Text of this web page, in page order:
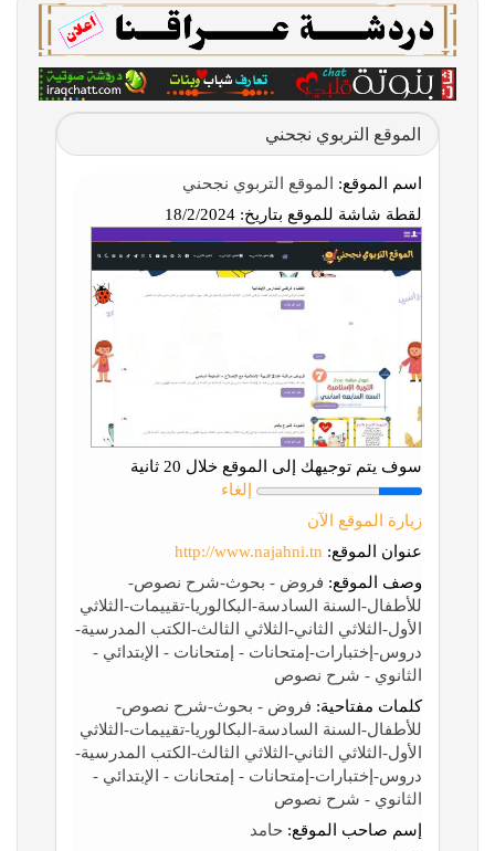
الموقع التربوي نجحني
اسم الموقع: الموقع التربوي نجحني
لقطة شاشة للموقع بتاريخ:
سوف يتم توجيهك إلى الموقع خلال 20 ثانية
إلغاء
زيارة الموقع الآن
عنوان الموقع: http://www.najahni.tn
وصف الموقع: فروض - بحوث-شرح نصوص-
للأطفال-السنة السادسة-البكالوريا-تقييمات-الثلاثي
الأول-الثلاثي الثاني-الثلاثي الثالث-الكتب المدرسية-
دروس-إختبارات-إمتحانات - إمتحانات - الإبتدائي -
الثانوي - شرح نصوص
كلمات مفتاحية: فروض - بحوث-شرح نصوص-
للأطفال-السنة السادسة-البكالوريا-تقييمات-الثلاثي
الأول-الثلاثي الثاني-الثلاثي الثالث-الكتب المدرسية-
دروس-إختبارات-إمتحانات - إمتحانات - الإبتدائي -
الثانوي - شرح نصوص
إسم صاحب الموقع: حامد